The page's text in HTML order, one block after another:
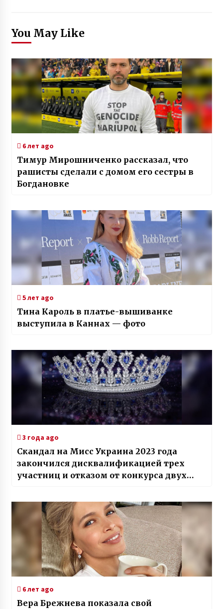
You May Like
6 лет ago
Тимур Мирошниченко рассказал, что
рашисты сделали с домом его сестры в
Богдановке
5 лет ago
Тина Кароль в платье-вышиванке
выступила в Каннах — фото
3 года ago
Скандал на Мисс Украина 2023 года
закончился дисквалификацией трех
участниц и отказом от конкурса двух
6 лет ago
Вера Брежнева показала свой